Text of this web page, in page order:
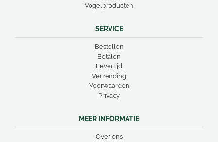
Vogelproducten
SERVICE
Bestellen
Betalen
Levertijd
Verzending
Voorwaarden
Privacy
MEER INFORMATIE
Over ons